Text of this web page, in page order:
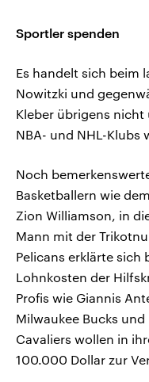
Sportler spenden
Es handelt sich beim
Nowitzki und
Kleber übrigens nicht
NBA- und NHL-Klubs
Noch
Basketballern wie
Zion Williamson, in
Mann mit der
Pelicans erklärte sich
Lohnkosten der
Profis wie Giannis
Milwaukee Bucks
Cavaliers wollen in
100.000 Dollar zur